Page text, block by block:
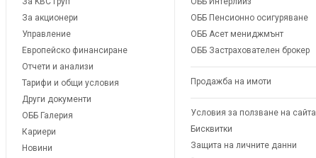
За акционери
Управление
Европейско финансиране
Отчети и анализи
Тарифи и общи условия
Други документи
ОББ Галерия
Кариери
Новини
ОББ Пенсионно осигуряване
ОББ Асет мениджмънт
ОББ Застрахователен брокер
Продажба на имоти
Условия за ползване на сайта
Бисквитки
Защита на личните данни